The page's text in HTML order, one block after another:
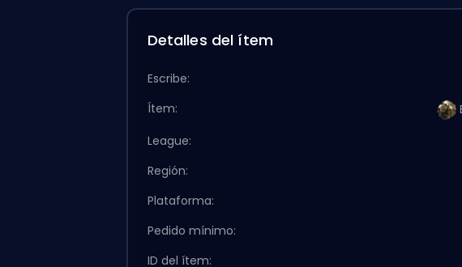
Detalles del ítem
Escribe:
Ítem:
League:
Región:
Plataforma:
Pedido mínimo:
ID del ítem: